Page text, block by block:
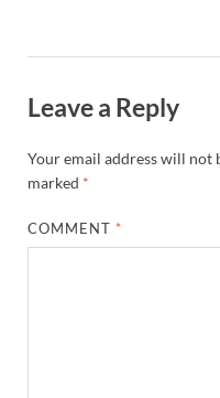
Leave a Reply
Your email address will not
marked *
COMMENT *